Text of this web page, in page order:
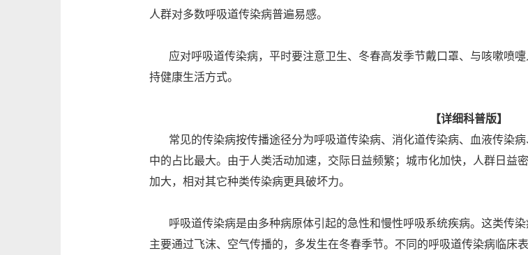
人群对多数呼吸道传染病普遍易感。
应对呼吸道传染病，平时要注意卫生、冬春高发季节戴口罩、与咳嗽喷
持健康生活方式。
【详细科普版】
常见的传染病按传播途径分为呼吸道传染病、消化道传染病、血液传染
中的占比最大。由于人类活动加速，交际日益频繁；城市化加快，人群日益
加大，相对其它种类传染病更具破坏力。
呼吸道传染病是由多种病原体引起的急性和慢性呼吸系统疾病。这类传
主要通过飞沫、空气传播的，多发生在冬春季节。不同的呼吸道传染病临床